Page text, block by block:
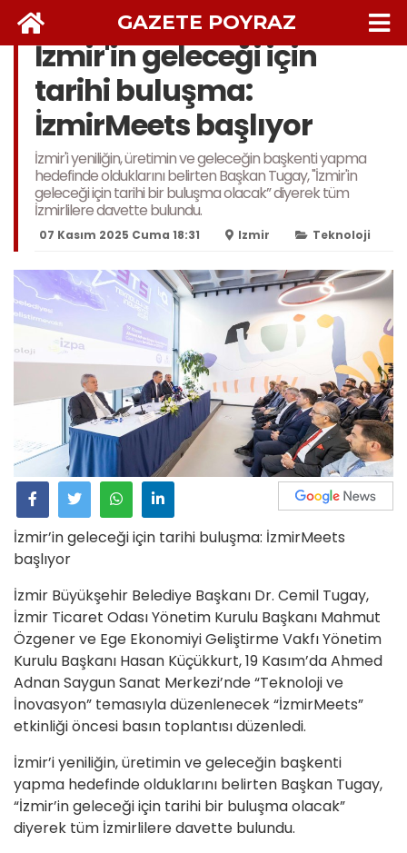
GAZETE POYRAZ
İzmir'in geleceği için
tarihi buluşma:
İzmirMeets başlıyor
İzmir'i yeniliğin, üretimin ve geleceğin başkenti yapma
hedefinde olduklarını belirten Başkan Tugay, "İzmir'in
geleceği için tarihi bir buluşma olacak” diyerek tüm
İzmirlilere davette bulundu.
07 Kasım 2025 Cuma 18:31 Izmir Teknoloji
İzmir’in geleceği için tarihi buluşma: İzmirMeets
başlıyor
İzmir Büyükşehir Belediye Başkanı Dr. Cemil Tugay,
İzmir Ticaret Odası Yönetim Kurulu Başkanı Mahmut
Özgener ve Ege Ekonomiyi Geliştirme Vakfı Yönetim
Kurulu Başkanı Hasan Küçükkurt, 19 Kasım’da Ahmed
Adnan Saygun Sanat Merkezi’nde “Teknoloji ve
İnovasyon” temasıyla düzenlenecek “İzmirMeets”
etkinliği öncesi basın toplantısı düzenledi.
İzmir’i yeniliğin, üretimin ve geleceğin başkenti
yapma hedefinde olduklarını belirten Başkan Tugay,
“İzmir’in geleceği için tarihi bir buluşma olacak”
diyerek tüm İzmirlilere davette bulundu.